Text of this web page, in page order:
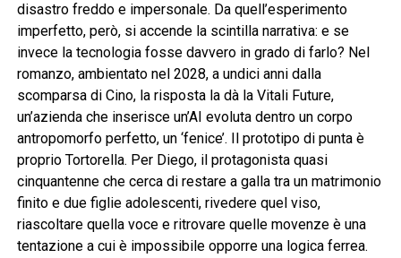
disastro freddo e impersonale. Da quell’esperimento
imperfetto, però, si accende la scintilla narrativa: e se
invece la tecnologia fosse davvero in grado di farlo? Nel
romanzo, ambientato nel 2028, a undici anni dalla
scomparsa di Cino, la risposta la dà la Vitali Future,
un’azienda che inserisce un’AI evoluta dentro un corpo
antropomorfo perfetto, un ‘fenice’. Il prototipo di punta è
proprio Tortorella. Per Diego, il protagonista quasi
cinquantenne che cerca di restare a galla tra un matrimonio
finito e due figlie adolescenti, rivedere quel viso,
riascoltare quella voce e ritrovare quelle movenze è una
tentazione a cui è impossibile opporre una logica ferrea.